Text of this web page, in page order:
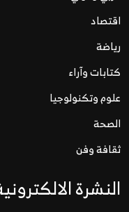
اقتصاد
رياضة
كتابات وآراء
علوم وتكنولوجيا
الصحة
ثقافة وفن
النشرة